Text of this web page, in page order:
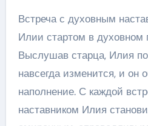
Встреча с духовным
Илии стартом в духовном
Выслушав старца, Илия
навсегда изменится, и он
наполнение. С каждой
наставником Илия